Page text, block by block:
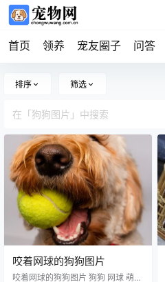
首页 领养 宠友圈子 问答
排序 筛选
咬着网球的狗狗图片
咬着网球的狗狗图片 狗狗 网球 萌狗